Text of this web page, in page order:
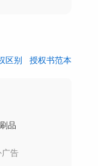
区别 授权书范本
品
告